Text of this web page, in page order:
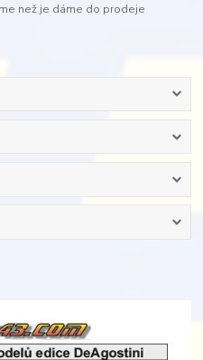
než je dáme do prodeje